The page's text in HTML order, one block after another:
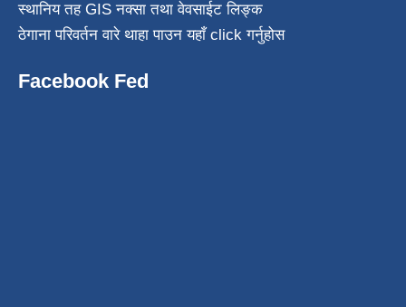
स्थानिय तह GIS नक्सा तथा वेवसाईट लिङ्क
ठेगाना परिवर्तन वारे थाहा पाउन यहाँ click गर्नुहोस
Facebook Fed